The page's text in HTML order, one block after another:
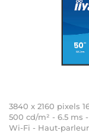
3840 x 2160 pixels
500 cd/m² - 6.5 ms
Wi-Fi - Haut-